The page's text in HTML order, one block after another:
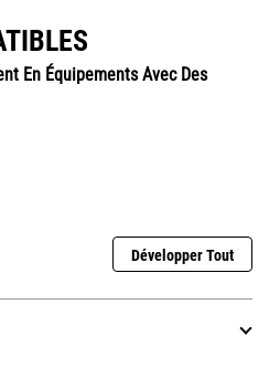
En Équipements Avec Des
Développer Tout